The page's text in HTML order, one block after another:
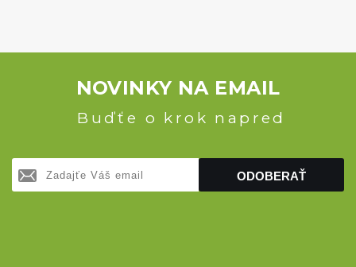
NOVINKY NA EMAIL
Buďťe o krok napred
ODOBERAŤ